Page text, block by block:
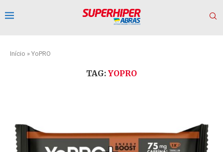
Início » YoPRO
TAG: YOPRO